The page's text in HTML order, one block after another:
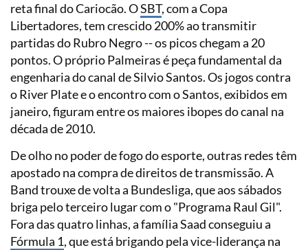
reta final do Cariocão. OSBT, com a Copa
Libertadores, tem crescido 200% ao transmitir
partidas do Rubro Negro -- os picos chegam a 20
pontos. O próprio Palmeiras é peça fundamental da
engenharia do canal de Silvio Santos. Os jogos contra
o River Plate e o encontro com o Santos, exibidos em
janeiro, figuram entre os maiores ibopes do canal na
década de 2010.
De olho no poder de fogo do esporte, outras redes têm
apostado na compra de direitos de transmissão. A
Band trouxe de volta a Bundesliga, que aos sábados
briga pelo terceiro lugar com o "Programa Raul Gil".
Fora das quatro linhas, a família Saad conseguiu a
Fórmula 1, que está brigando pela vice-liderança na